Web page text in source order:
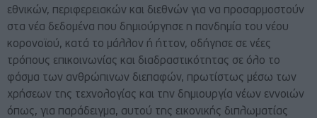
εθνικών, περιφερειακών και διεθνών για να προσαρμοστούν
στα νέα δεδομένα που δημιούργησε η πανδημία του νέου
κορονοϊού, κατά το μάλλον ή ήττον, οδήγησε σε νέες
τρόπους επικοινωνίας και διαδραστικότητας σε όλο το
φάσμα των ανθρώπινων διεπαφών, πρωτίστως μέσω των
χρήσεων της τεχνολογίας και την δημιουργία νέων εννοιών
όπως, για παράδειγμα, αυτού της εικονικής διπλωματίας